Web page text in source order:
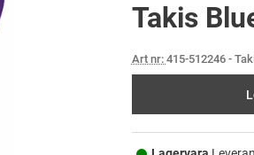
Takis
Art nr: 415-512246-